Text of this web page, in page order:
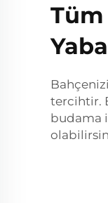
Tüm
tercihtir.
budama